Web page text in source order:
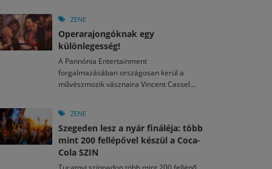
ZENE
Operarajongóknak egy
különlegesség!
A Pannónia Entertainment
forgalmazásában országosan kerül a
művészmozik vásznaira Vincent Cassel...
ZENE
Szegeden lesz a nyár fináléja: több
mint 200 fellépővel készül a Coca-
Cola SZIN